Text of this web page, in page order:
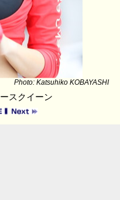
Photo: Katsuhiko KOBAYASHI
スクイーン